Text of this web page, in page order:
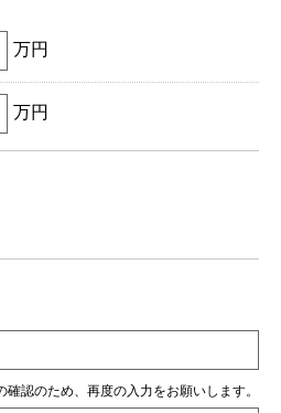
万円
万円
認のため、再度の入力をお願いします。